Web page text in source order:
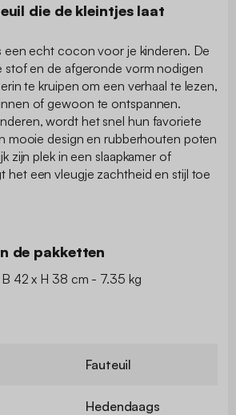
die de kleintjes laat
een echt cocon voor je kinderen. De
stof en de afgeronde vorm nodigen
te kruipen om een verhaal te lezen,
of gewoon te ontspannen.
wordt het snel hun favoriete
mooie design en rubberhouten poten
zijn plek in een slaapkamer of
het een vleugje zachtheid en stijl toe
de pakketten
B 42 x H 38 cm - 7.35 kg
Fauteuil
Hedendaags